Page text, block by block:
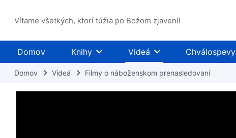
Vítame všetkých, ktorí túžia po Božom zjavení!
Domov Knihy Videá Chválospevy
Domov Videá Filmy o náboženskom prenasledovaní